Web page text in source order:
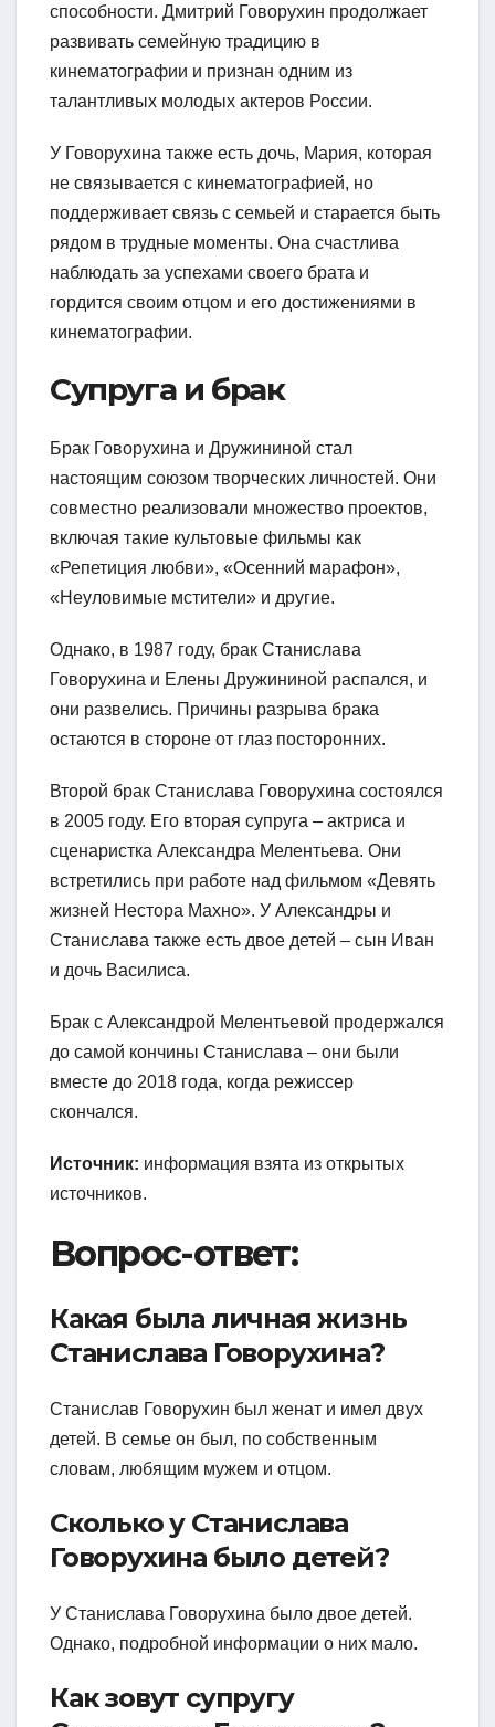
способности. Дмитрий Говорухин продолжает
развивать семейную традицию в
кинематографии и признан одним из
талантливых молодых актеров России.
У Говорухина также есть дочь, Мария, которая
не связывается с кинематографией, но
поддерживает связь с семьей и старается быть
рядом в трудные моменты. Она счастлива
наблюдать за успехами своего брата и
гордится своим отцом и его достижениями в
кинематографии.
Супруга и брак
Брак Говорухина и Дружининой стал
настоящим союзом творческих личностей. Они
совместно реализовали множество проектов,
включая такие культовые фильмы как
«Репетиция любви», «Осенний марафон»,
«Неуловимые мстители» и другие.
Однако, в 1987 году, брак Станислава
Говорухина и Елены Дружининой распался, и
они развелись. Причины разрыва брака
остаются в стороне от глаз посторонних.
Второй брак Станислава Говорухина состоялся
в 2005 году. Его вторая супруга – актриса и
сценаристка Александра Мелентьева. Они
встретились при работе над фильмом «Девять
жизней Нестора Махно». У Александры и
Станислава также есть двое детей – сын Иван
и дочь Василиса.
Брак с Александрой Мелентьевой продержался
до самой кончины Станислава – они были
вместе до 2018 года, когда режиссер
скончался.
Источник: информация взята из открытых
источников.
Вопрос-ответ:
Какая была личная жизнь
Станислава Говорухина?
Станислав Говорухин был женат и имел двух
детей. В семье он был, по собственным
словам, любящим мужем и отцом.
Сколько у Станислава
Говорухина было детей?
У Станислава Говорухина было двое детей.
Однако, подробной информации о них мало.
Как зовут супругу